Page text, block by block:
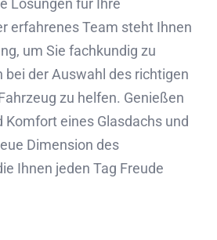
Lösungen für Ihre
erfahrenes Team steht Ihnen
um Sie fachkundig zu
bei der Auswahl des richtigen
zu helfen. Genießen
Komfort eines Glasdachs und
Dimension des
Ihnen jeden Tag Freude